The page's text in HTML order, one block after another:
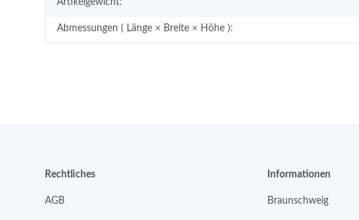
Artikelgewicht:
Abmessungen ( Länge × Breite × Höhe ):
Rechtliches
AGB
Informationen
Braunschweig